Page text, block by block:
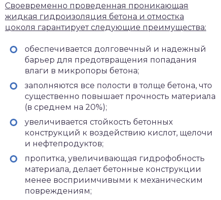
Своевременно проведенная проникающая
жидкая гидроизоляция бетона и отмостка
цоколя гарантирует следующие преимущества:
обеспечивается долговечный и надежный
барьер для предотвращения попадания
влаги в микропоры бетона;
заполняются все полости в толще бетона, что
существенно повышает прочность материала
(в среднем на 20%);
увеличивается стойкость бетонных
конструкций к воздействию кислот, щелочи
и нефтепродуктов;
пропитка, увеличивающая гидрофобность
материала, делает бетонные конструкции
менее восприимчивыми к механическим
повреждениям;